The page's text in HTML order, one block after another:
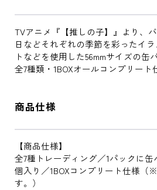
TVアニメ『【推しの子】』より、
日などそれぞれの季節を彩ったイ
トなどを使用した56mmサイズの缶
全7種類・1BOXオールコンプリート
商品仕様
【商品仕様】
全7種トレーディング／1パックに缶
個入り／1BOXコンプリート仕様（
す。）